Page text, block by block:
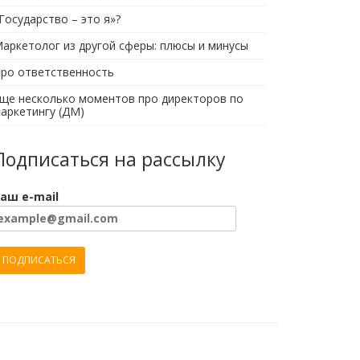
– это я»?
из другой сферы: плюсы и минусы
ответственность
несколько моментов про директоров по
(ДМ)
на рассылку
e-mail